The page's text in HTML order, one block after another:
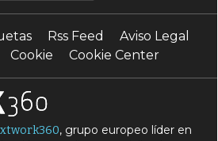
Rss Feed
Aviso Legal
Cookie Cookie Center
, grupo europeo líder en